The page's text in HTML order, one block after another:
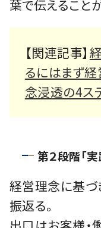
葉で伝えること
【関連記事】
るにはまず
念浸透の4ス
第２段階「実
経営理念に基づ
振返る。